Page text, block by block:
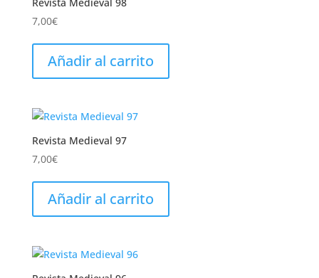
7,00€
Añadir al carrito
Revista Medieval 97
7,00€
Añadir al carrito